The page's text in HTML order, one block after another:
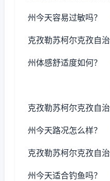
州今天容易过敏吗？
克孜勒苏柯尔克孜自治
州体感舒适度如何？
克孜勒苏柯尔克孜自治
州今天路况怎么样？
克孜勒苏柯尔克孜自治
州今天适合钓鱼吗？